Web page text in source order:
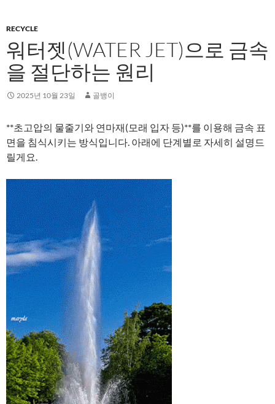
RECYCLE
워터젯(WATER JET)으로 금속
을 절단하는 원리
2025년 10월 23일 골뱅이
**초고압의 물줄기와 연마재(모래 입자 등)**를 이용해 금속 표
면을 침식시키는 방식입니다. 아래에 단계별로 자세히 설명드
릴게요.